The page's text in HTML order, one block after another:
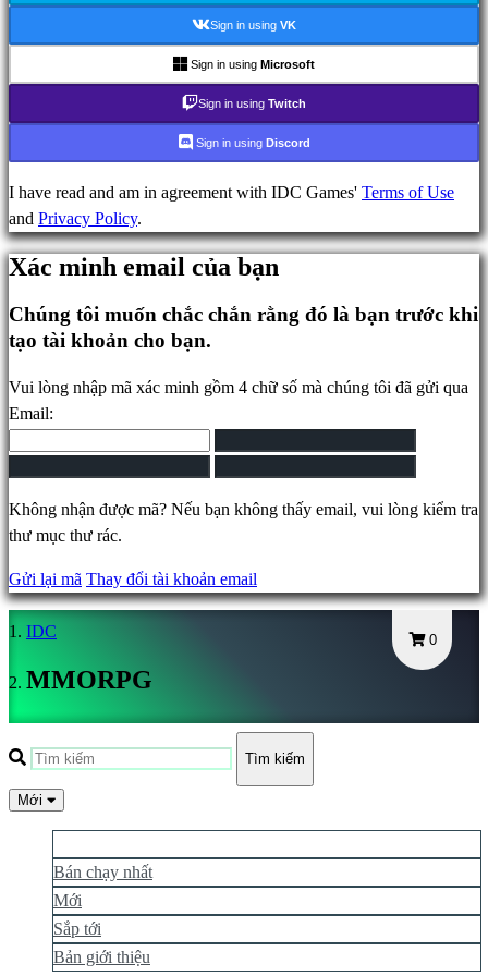
Cộng
kiện
trong
game
Tin
tức
tiện
truyền
Hướng
dẫn
Diễn
đàn
IDC
Plays
Gifts
Hỗ
trợ
hỏi
Tài
Đăng
ký
Đăng
Sign in using VK
Sign in using Microsoft
Sign in using Twitch
Sign in using Discord
I have read and am in agreement with IDC Games' Terms of Use
and Privacy Policy.
Xác minh email của bạn
Chúng tôi muốn chắc chắn rằng đó là bạn trước khi
tạo tài khoản cho bạn.
Vui lòng nhập mã xác minh gồm 4 chữ số mà chúng tôi đã gửi qua
Email:
Không nhận được mã? Nếu bạn không thấy email, vui lòng kiểm tra
thư mục thư rác.
Gửi lại mã Thay đổi tài khoản email
0
IDC
MMORPG
Tìm kiếm
Mới
Bán chạy nhất
Mới
Sắp tới
Bản giới thiệu